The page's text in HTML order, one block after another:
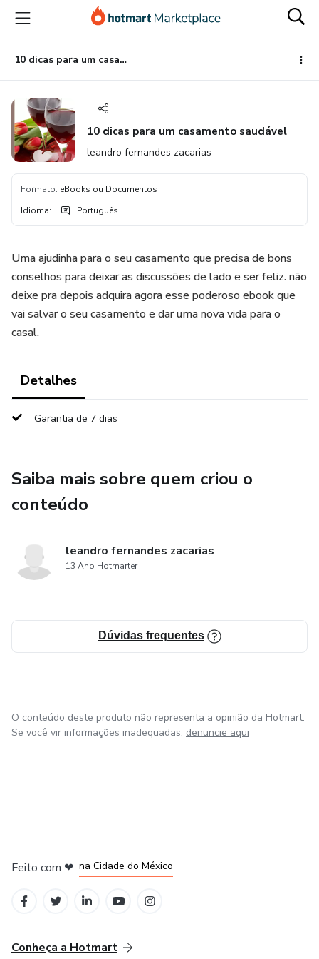
para
conteúdo
principal
para
pagamento
para
rodapé
10 dicas para um casamento saudável
10 dicas para um casamento saudável
leandro fernandes zacarias
Formato: eBooks ou Documentos
Idioma: Português
Uma ajudinha para o seu casamento que precisa de bons
conselhos para deixar as discussões de lado e ser feliz. não
deixe pra depois adquira agora esse poderoso ebook que
vai salvar o seu casamento e dar uma nova vida para o
casal.
Detalhes
Garantia de 7 dias
Saiba mais sobre quem criou o
conteúdo
leandro fernandes zacarias
13 Ano Hotmarter
Dúvidas frequentes
O conteúdo deste produto não representa a opinião da Hotmart.
Se você vir informações inadequadas, denuncie aqui
Feito com ❤ na Cidade do México
Conheça a Hotmart